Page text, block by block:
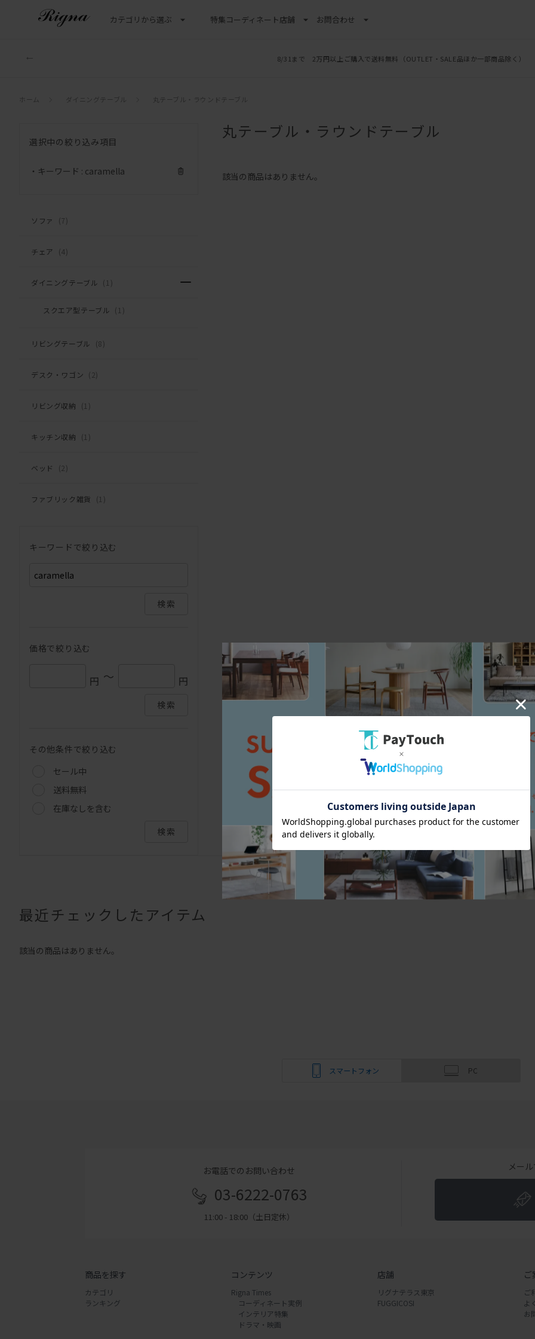
カテゴリから選ぶ 特集コーディネート店舗 お問合わせ
8/31まで 2万円以上ご購入で送料無料 （OUTLET・SALE品ほか一部商品除く）
ホーム ダイニングテーブル 丸テーブル・ラウンドテーブル
選択中の絞り込み項目
・キーワード : caramella
ソファ (7)
チェア (4)
ダイニングテーブル (1)
スクエア型テーブル (1)
リビングテーブル (8)
デスク・ワゴン (2)
リビング収納 (1)
キッチン収納 (1)
ベッド (2)
ファブリック雑貨 (1)
キーワードで絞り込む
検索
価格で絞り込む
円 ～ 円
検索
その他条件で絞り込む
セール中
送料無料
在庫なしを含む
検索
丸テーブル・ラウンドテーブル
該当の商品はありません。
最近チェックしたアイテム
該当の商品はありません。
スマートフォン PC
お電話でのお問い合わせ
03-6222-0763
11:00 - 18:00（土日定休）
メー
商品を探す
カテゴリ
ランキング
コンテンツ
Rigna Times
コーディネート実例
インテリア特集
ドラマ・映画
店舗
リグナテラス東京
FUGGICOSI
ご
ご
よ
お